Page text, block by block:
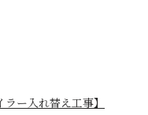
ー入れ替え工事】